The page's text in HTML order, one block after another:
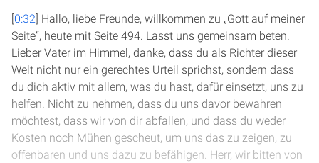
[0:32] Hallo, liebe Freunde, willkommen zu „Gott auf meiner
Seite“, heute mit Seite 494. Lasst uns gemeinsam beten.
Lieber Vater im Himmel, danke, dass du als Richter dieser
Welt nicht nur ein gerechtes Urteil sprichst, sondern dass
du dich aktiv mit allem, was du hast, dafür einsetzt, uns zu
helfen. Nicht zu nehmen, dass du uns davor bewahren
möchtest, dass wir von dir abfallen, und dass du weder
Kosten noch Mühen gescheut, um uns das zu zeigen, zu
offenbaren und uns dazu zu befähigen. Herr, wir bitten von